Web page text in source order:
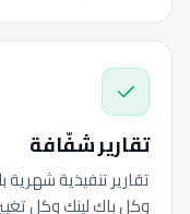
تقارير شفّافة
تقارير تنفيذية
وكل باك لينك وكل